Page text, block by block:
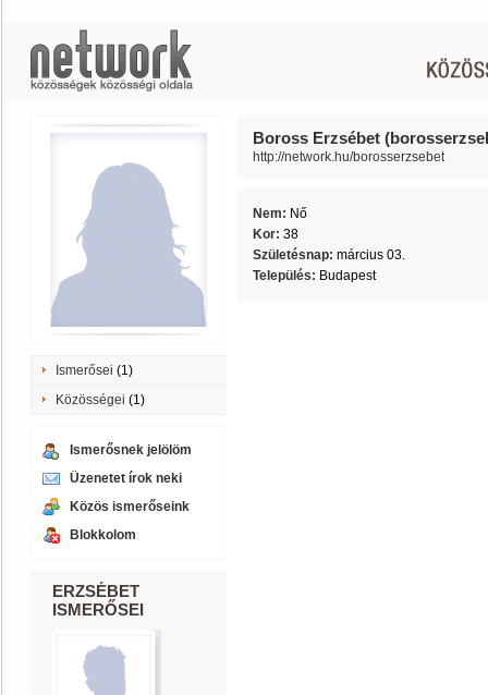
Ismerősei (1)
Közösségei (1)
Ismerősnek jelölöm
Üzenetet írok neki
Közös ismerőseink
Blokkolom
ERZSÉBET
ISMERŐSEI
Boross Erzsébet
http://network.hu/borosserzsebet
Nem: Nő
Kor: 38
Születésnap: március 03.
Település: Budapest